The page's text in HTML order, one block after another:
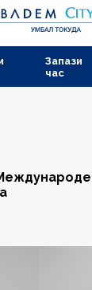
Запази
час